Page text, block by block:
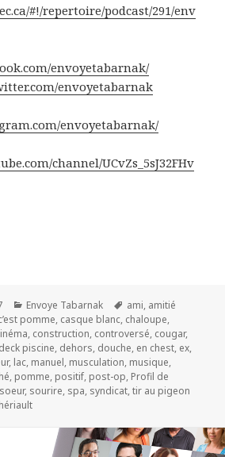
#!/repertoire/podcast/291/env
envoyetabarnak/
envoyetabarnak
envoyetabarnak/
channel/UCvZs_5sJ32FHv
Categories
Envoye Tabarnak Tags
ami, amitié
pomme, casque blanc, chaloupe,
, construction, controversé, cougar,
deck piscine, dehors, douche, en chest, ex,
, lac, manuel, musculation, musique,
, pomme, positif, post-op, Profil de
soeur, sourire, spa, syndicat,tir au pigeon